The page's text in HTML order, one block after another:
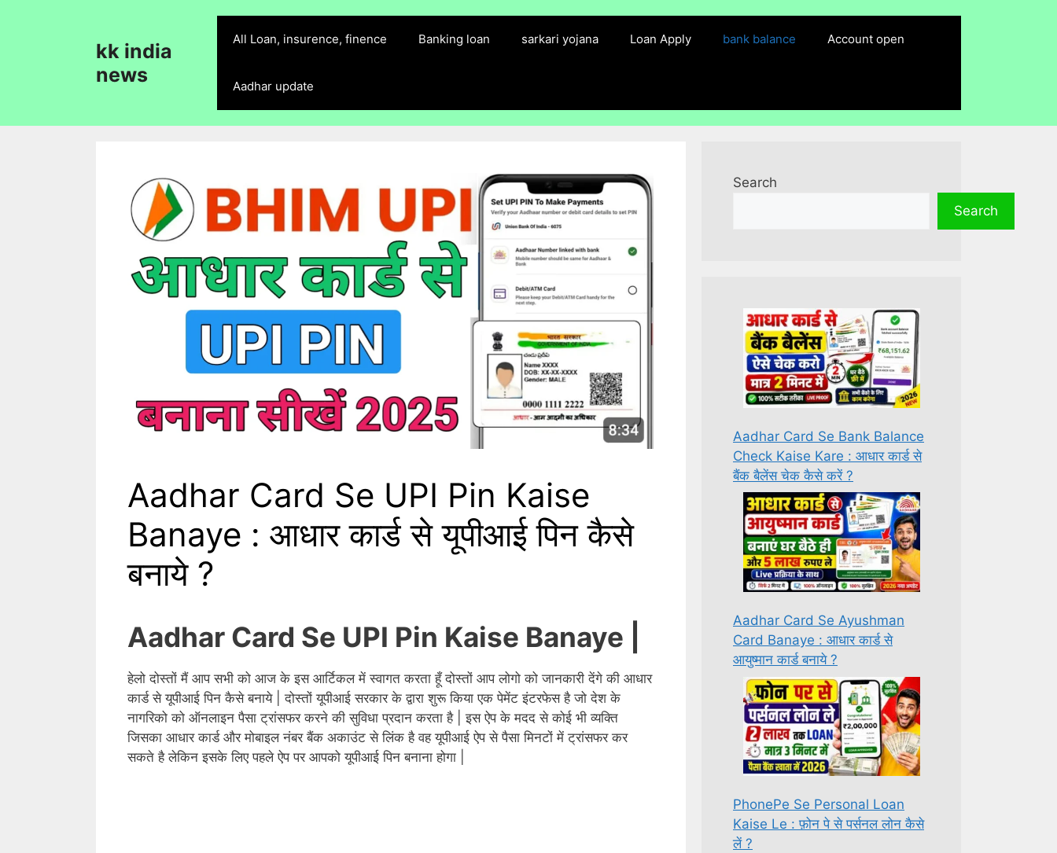
kk india
news
All Loan, insurence, finence Banking loan sarkari yojana Loan Apply bank balance Account open
Aadhar update
Aadhar Card Se UPI Pin Kaise
Banaye : आधार कार्ड से यूपीआई पिन कैसे
बनाये ?
Aadhar Card Se UPI Pin Kaise Banaye |
हेलो दोस्तों मैं आप सभी को आज के इस आर्टिकल में स्वागत करता हूँ दोस्तों आप लोगो को जानकारी देंगे की आधार
कार्ड से यूपीआई पिन कैसे बनाये | दोस्तों यूपीआई सरकार के द्वारा शुरू किया एक पेमेंट इंटरफेस है जो देश के
नागरिको को ऑनलाइन पैसा ट्रांसफर करने की सुविधा प्रदान करता है | इस ऐप के मदद से कोई भी व्यक्ति
जिसका आधार कार्ड और मोबाइल नंबर बैंक अकाउंट से लिंक है वह यूपीआई ऐप से पैसा मिनटों में ट्रांसफर कर
सकते है लेकिन इसके लिए पहले ऐप पर आपको यूपीआई पिन बनाना होगा |
Search
Search
Aadhar Card Se Bank Balance
Check Kaise Kare : आधार कार्ड से
बैंक बैलेंस चेक कैसे करें ?
Aadhar Card Se Ayushman
Card Banaye : आधार कार्ड से
आयुष्मान कार्ड बनाये ?
PhonePe Se Personal Loan
Kaise Le : फ़ोन पे से पर्सनल लोन कैसे
लें ?